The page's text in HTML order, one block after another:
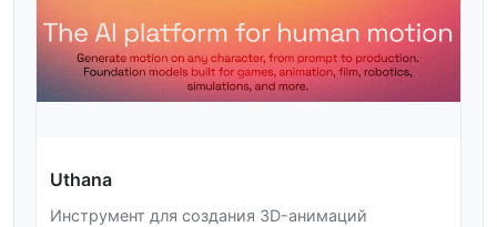
Uthana
Инструмент для создания 3D-анимаций